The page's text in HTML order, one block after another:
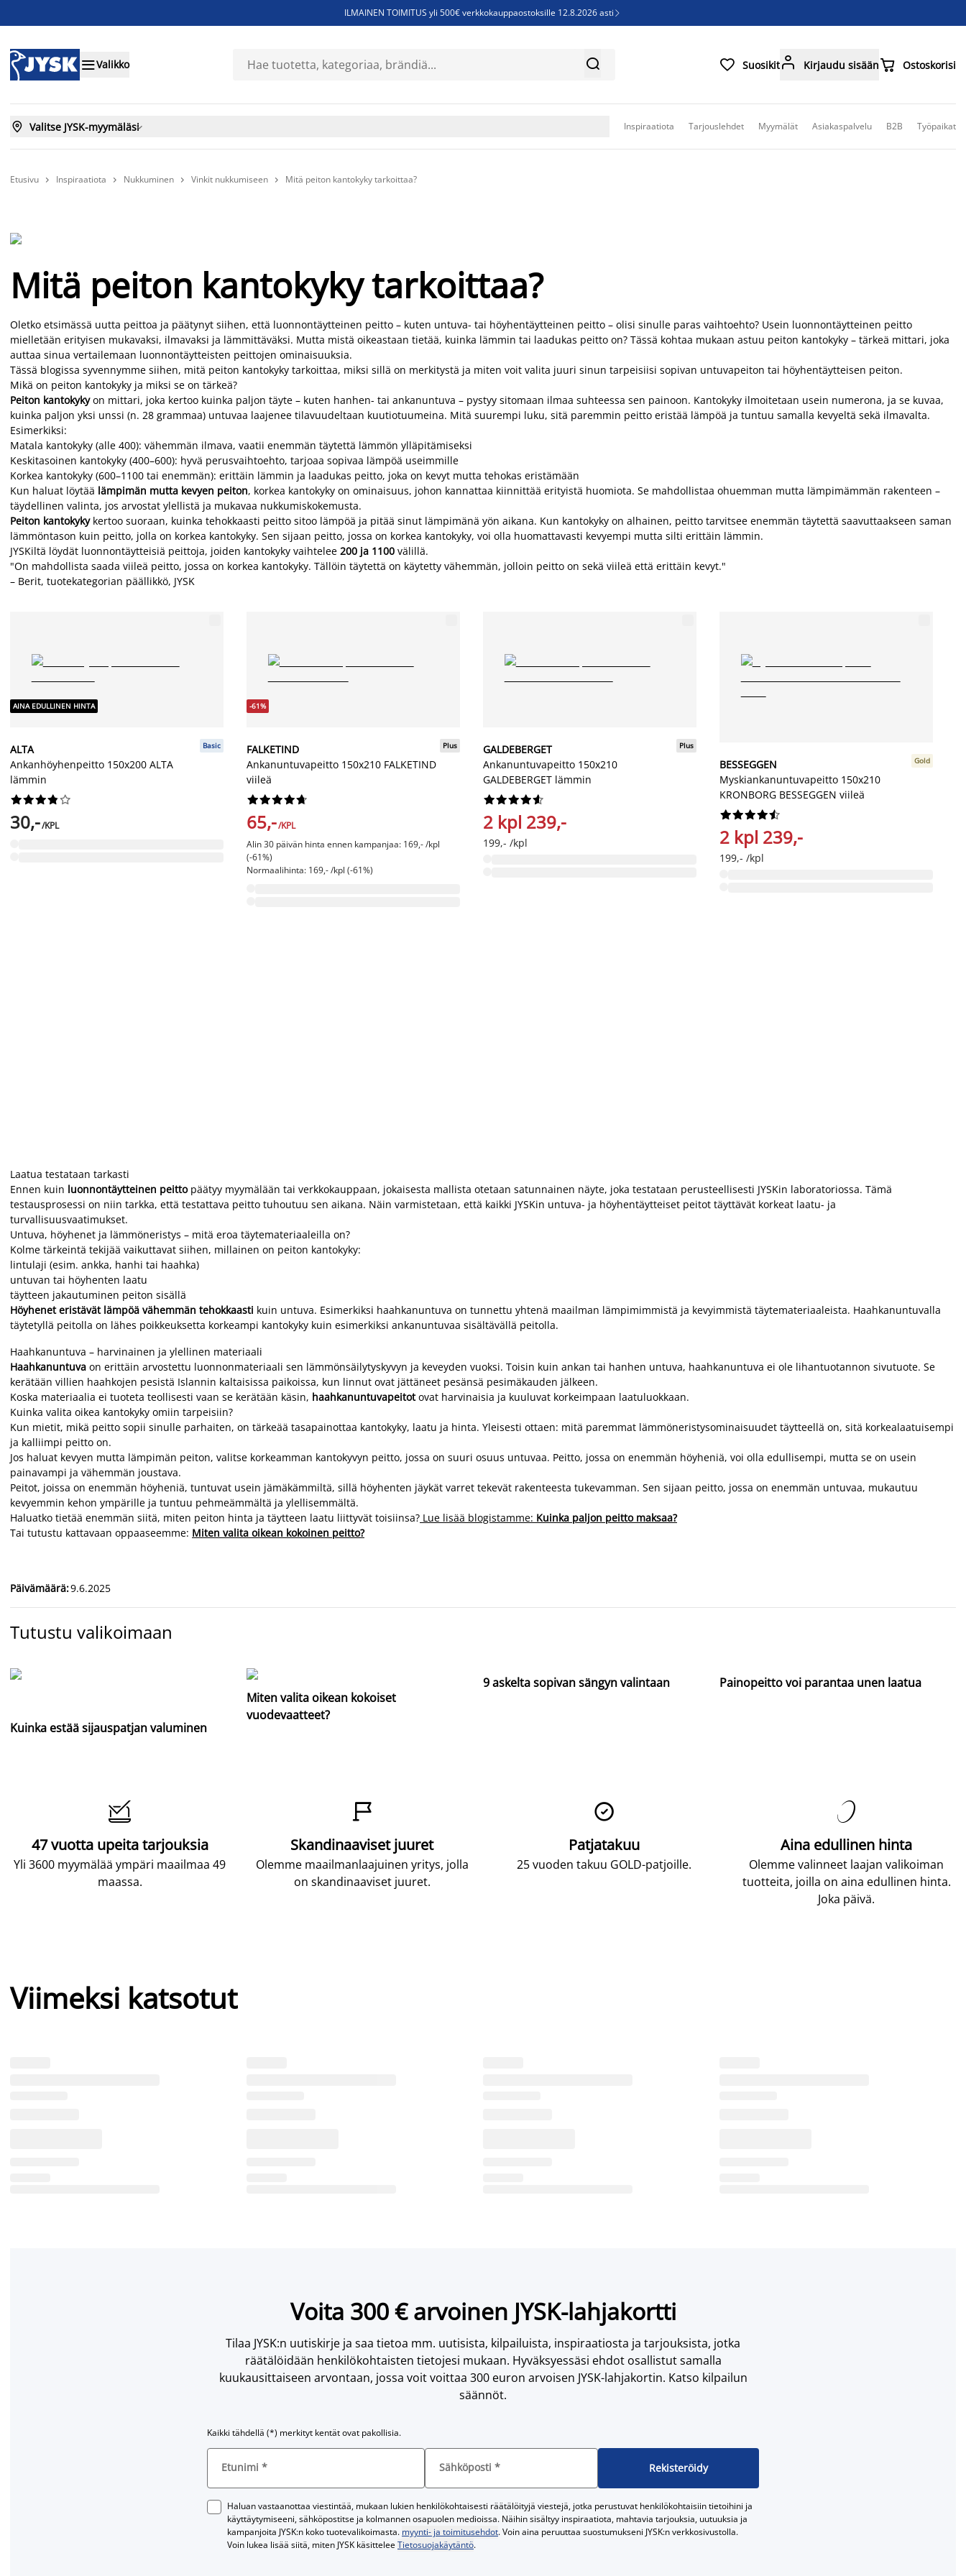
ILMAINEN TOIMITUS yli 500€ verkkokauppaostoksille 12.8.2026 asti 
Sijauspatjoja - Säästä jopa 60%
Valikko   Suosikit Kirjaudu sisään Ostoskorisi
 Valitse JYSK-myymäläsi Inspiraatiota Tarjouslehdet Myymälät Asiakaspalvelu B2B Työpaikat
Etusivu  Inspiraatiota  Nukkuminen  Vinkit nukkumiseen  Mitä peiton kantokyky tarkoittaa?
Mitä peiton kantokyky tarkoittaa?
Oletko etsimässä uutta peittoa ja päätynyt siihen, että luonnontäytteinen peitto – kuten untuva- tai höyhentäytteinen peitto – olisi sinulle paras vaihtoehto? Usein luonnontäytteinen peitto
mielletään erityisen mukavaksi, ilmavaksi ja lämmittäväksi. Mutta mistä oikeastaan tietää, kuinka lämmin tai laadukas peitto on? Tässä kohtaa mukaan astuu peiton kantokyky – tärkeä mittari, joka
auttaa sinua vertailemaan luonnontäytteisten peittojen ominaisuuksia.
Tässä blogissa syvennymme siihen, mitä peiton kantokyky tarkoittaa, miksi sillä on merkitystä ja miten voit valita juuri sinun tarpeisiisi sopivan untuvapeiton tai höyhentäytteisen peiton.
Mikä on peiton kantokyky ja miksi se on tärkeä?
Peiton kantokykyon mittari, joka kertoo kuinka paljon täyte – kuten hanhen- tai ankanuntuva – pystyy sitomaan ilmaa suhteessa sen painoon. Kantokyky ilmoitetaan usein numerona, ja se kuvaa,
kuinka paljon yksi unssi (n. 28 grammaa) untuvaa laajenee tilavuudeltaan kuutiotuumeina. Mitä suurempi luku, sitä paremmin peitto eristää lämpöä ja tuntuu samalla kevyeltä sekä ilmavalta.
Esimerkiksi:
Matala kantokyky (alle 400): vähemmän ilmava, vaatii enemmän täytettä lämmön ylläpitämiseksi
Keskitasoinen kantokyky (400–600): hyvä perusvaihtoehto, tarjoaa sopivaa lämpöä useimmille
Korkea kantokyky (600–1100 tai enemmän): erittäin lämmin ja laadukas peitto, joka on kevyt mutta tehokas eristämään
Kun haluat löytää lämpimän mutta kevyen peiton, korkea kantokyky on ominaisuus, johon kannattaa kiinnittää erityistä huomiota. Se mahdollistaa ohuemman mutta lämpimämmän rakenteen –
täydellinen valinta, jos arvostat ylellistä ja mukavaa nukkumiskokemusta.
Peiton kantokykykertoo suoraan, kuinka tehokkaasti peitto sitoo lämpöä ja pitää sinut lämpimänä yön aikana. Kun kantokyky on alhainen, peitto tarvitsee enemmän täytettä saavuttaakseen saman
lämmöntason kuin peitto, jolla on korkea kantokyky. Sen sijaan peitto, jossa on korkea kantokyky, voi olla huomattavasti kevyempi mutta silti erittäin lämmin.
JYSKiltä löydät luonnontäytteisiä peittoja, joiden kantokyky vaihtelee 200 ja 1100 välillä.
"On mahdollista saada viileä peitto, jossa on korkea kantokyky. Tällöin täytettä on käytetty vähemmän, jolloin peitto on sekä viileä että erittäin kevyt."
– Berit, tuotekategorian päällikkö, JYSK
AINA EDULLINEN HINTA
ALTA
Ankanhöyhenpeitto 150x200 ALTA
lämmin
Basic






30,-/KPL
-61%
FALKETIND
Ankanuntuvapeitto 150x210 FALKETIND
viileä
Plus






65,-/KPL
Alin 30 päivän hinta ennen kampanjaa: 169,- /kpl
(-61%)
Normaalihinta: 169,- /kpl (-61%)
GALDEBERGET
Ankanuntuvapeitto 150x210
GALDEBERGET lämmin
Plus






2 kpl 239,-
199,- /kpl
BESSEGGEN
Myskiankanuntuvapeitto 150x210
KRONBORG BESSEGGEN viileä
Gold






2 kpl 239,-
199,- /kpl
Laatua testataan tarkasti
Ennen kuin luonnontäytteinen peittopäätyy myymälään tai verkkokauppaan, jokaisesta mallista otetaan satunnainen näyte, joka testataan perusteellisesti JYSKin laboratoriossa. Tämä
testausprosessi on niin tarkka, että testattava peitto tuhoutuu sen aikana. Näin varmistetaan, että kaikki JYSKin untuva- ja höyhentäytteiset peitot täyttävät korkeat laatu- ja
turvallisuusvaatimukset.
Untuva, höyhenet ja lämmöneristys – mitä eroa täytemateriaaleilla on?
Kolme tärkeintä tekijää vaikuttavat siihen, millainen on peiton kantokyky:
lintulaji (esim. ankka, hanhi tai haahka)
untuvan tai höyhenten laatu
täytteen jakautuminen peiton sisällä
Höyhenet eristävät lämpöä vähemmän tehokkaasti kuin untuva. Esimerkiksi haahkanuntuva on tunnettu yhtenä maailman lämpimimmistä ja kevyimmistä täytemateriaaleista. Haahkanuntuvalla
täytetyllä peitolla on lähes poikkeuksetta korkeampi kantokyky kuin esimerkiksi ankanuntuvaa sisältävällä peitolla.
Haahkanuntuva – harvinainen ja ylellinen materiaali
Haahkanuntuva on erittäin arvostettu luonnonmateriaali sen lämmönsäilytyskyvyn ja keveyden vuoksi. Toisin kuin ankan tai hanhen untuva, haahkanuntuva ei ole lihantuotannon sivutuote. Se
kerätään villien haahkojen pesistä Islannin kaltaisissa paikoissa, kun linnut ovat jättäneet pesänsä pesimäkauden jälkeen.
Koska materiaalia ei tuoteta teollisesti vaan se kerätään käsin, haahkanuntuvapeitotovat harvinaisia ja kuuluvat korkeimpaan laatuluokkaan.
Kuinka valita oikea kantokyky omiin tarpeisiin?
Kun mietit, mikä peitto sopii sinulle parhaiten, on tärkeää tasapainottaa kantokyky, laatu ja hinta. Yleisesti ottaen: mitä paremmat lämmöneristysominaisuudet täytteellä on, sitä korkealaatuisempi
ja kalliimpi peitto on.
Jos haluat kevyen mutta lämpimän peiton, valitse korkeamman kantokyvyn peitto, jossa on suuri osuus untuvaa. Peitto, jossa on enemmän höyheniä, voi olla edullisempi, mutta se on usein
painavampi ja vähemmän joustava.
Peitot, joissa on enemmän höyheniä, tuntuvat usein jämäkämmiltä, sillä höyhenten jäykät varret tekevät rakenteesta tukevamman. Sen sijaan peitto, jossa on enemmän untuvaa, mukautuu
kevyemmin kehon ympärille ja tuntuu pehmeämmältä ja ylellisemmältä.
Haluatko tietää enemmän siitä, miten peiton hinta ja täytteen laatu liittyvät toisiinsa? Lue lisää blogistamme: Kuinka paljon peitto maksaa?
Tai tutustu kattavaan oppaaseemme: Miten valita oikean kokoinen peitto?
Päivämäärä:9.6.2025
Tutustu valikoimaan
Kuinka estää sijauspatjan valuminen
Miten valita oikean kokoiset
vuodevaatteet?
9 askelta sopivan sängyn valintaan Painopeitto voi parantaa unen laatua

47 vuotta upeita tarjouksia
Yli 3600 myymälää ympäri maailmaa 49
maassa.

Skandinaaviset juuret
Olemme maailmanlaajuinen yritys, jolla
on skandinaaviset juuret.

Patjatakuu
25 vuoden takuu GOLD-patjoille.

Aina edullinen hinta
Olemme valinneet laajan valikoiman
tuotteita, joilla on aina edullinen hinta.
Joka päivä.
Viimeksi katsotut
Voita 300 € arvoinen JYSK-lahjakortti
Tilaa JYSK:n uutiskirje ja saa tietoa mm. uutisista, kilpailuista, inspiraatiosta ja tarjouksista, jotka
räätälöidään henkilökohtaisten tietojesi mukaan. Hyväksyessäsi ehdot osallistut samalla
kuukausittaiseen arvontaan, jossa voit voittaa 300 euron arvoisen JYSK-lahjakortin. Katso kilpailun
säännöt.
Kaikki tähdellä (*) merkityt kentät ovat pakollisia.
Etunimi * Sähköposti * Rekisteröidy
Haluan vastaanottaa viestintää, mukaan lukien henkilökohtaisesti räätälöityjä viestejä, jotka perustuvat henkilökohtaisiin tietoihini ja
käyttäytymiseeni, sähköpostitse ja kolmannen osapuolen medioissa. Näihin sisältyy inspiraatiota, mahtavia tarjouksia, uutuuksia ja
kampanjoita JYSK:n koko tuotevalikoimasta. myynti- ja toimitusehdot. Voin aina peruuttaa suostumukseni JYSK:n verkkosivustolla.
Voin lukea lisää siitä, miten JYSK käsitteleeTietosuojakäytäntö.